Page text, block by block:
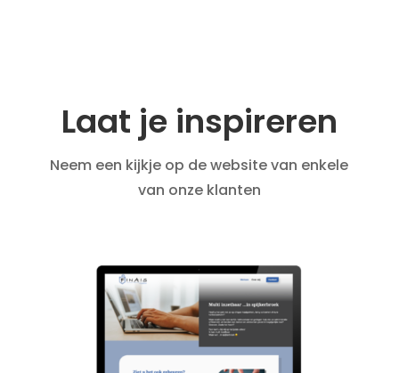
Laat je inspireren
Neem een kijkje op de website van enkele
van onze klanten